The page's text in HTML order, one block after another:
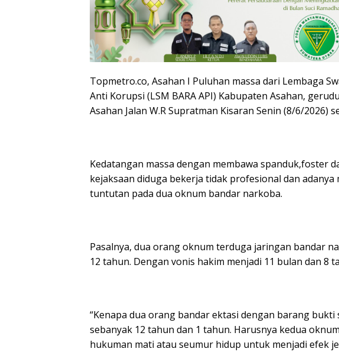
Topmetro.co, Asahan I Puluhan massa dari Lembaga
Anti Korupsi (LSM BARA API) Kabupaten Asahan,
Asahan Jalan W.R Supratman Kisaran Senin (8/6/2026)
Kedatangan massa dengan membawa spanduk,foster
kejaksaan diduga bekerja tidak profesional dan adanya
tuntutan pada dua oknum bandar narkoba.
Pasalnya, dua orang oknum terduga jaringan bandar
12 tahun. Dengan vonis hakim menjadi 11 bulan dan 8
“Kenapa dua orang bandar ektasi dengan barang
sebanyak 12 tahun dan 1 tahun. Harusnya kedua
hukuman mati atau seumur hidup untuk menjadi efek